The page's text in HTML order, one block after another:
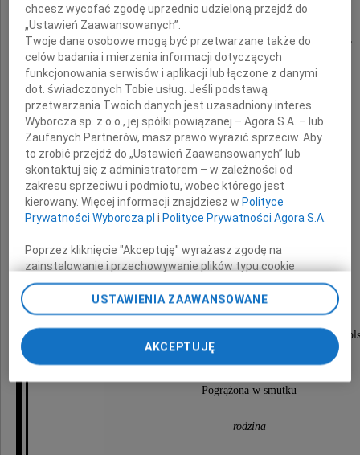
Z głębokim bólem i żalem zawiadamiamy,
że 27 września 2010 roku, przeżywszy 47 lat,
odeszła od nas na zawsze
Mirosława Sacewicz
z domu Rymaszewska
Pogrzeb odbędzie się w piątek,
1 października 2010 roku o godzinie 14.45
na Cmentarzu Komunalnym w Gorzowie
przy ul. Żwirowej.
Pogrążona w smutku
rodzina
chcesz wycofać zgodę uprzednio udzieloną przejdź do
„Ustawień Zaawansowanych”.
Twoje dane osobowe mogą być przetwarzane także do
celów badania i mierzenia informacji dotyczących
funkcjonowania serwisów i aplikacji lub łączone z danymi
dot. świadczonych Tobie usług. Jeśli podstawą
przetwarzania Twoich danych jest uzasadniony interes
Wyborcza sp. z o.o., jej spółki powiązanej – Agora S.A. – lub
Zaufanych Partnerów, masz prawo wyrazić sprzeciw. Aby
to zrobić przejdź do „Ustawień Zaawansowanych” lub
skontaktuj się z administratorem – w zależności od
zakresu sprzeciwu i podmiotu, wobec którego jest
kierowany. Więcej informacji znajdziesz w Polityce
Prywatności Wyborcza.pl i Polityce Prywatności Agora S.A.
Poprzez kliknięcie "Akceptuję" wyrażasz zgodę na
zainstalowanie i przechowywanie plików typu cookie
Wyborczej sp. z o. o. jej Zaufanych Partnerów i Agora S.A.
na Twoim urządzeniu końcowym. Możesz też w każdej
chwili zmienić swoje preferencje dot. plików cookie,
ponownie wywołując narzędzie do zarządzania Twoimi
preferencjami dot. przetwarzania danych poprzez
odnośnik „Ustawienia prywatności” w stopce serwisu i
przechodząc do sekcji „Ustawienia zaawansowane”.
Zmiana ustawień plików cookie możliwa jest także za
USTAWIENIA ZAAWANSOWANE
AKCEPTUJĘ